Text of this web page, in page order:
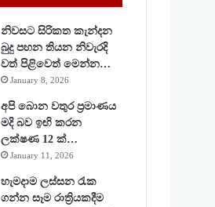
නිවසට සිරිකත කැන්දන
බුදු පහන තියන නිවැරදි
වත් පිළිවෙත් මෙන්න…
January 8, 2026
අපි බොන වතුර ප්‍රමාණය
මදි බව ඉඟි කරන
ලක්ෂණ 12 ක්…
January 11, 2026
හැමදාම ලස්සන රැක
ගන්න සෑම රාත්‍රියකදීම